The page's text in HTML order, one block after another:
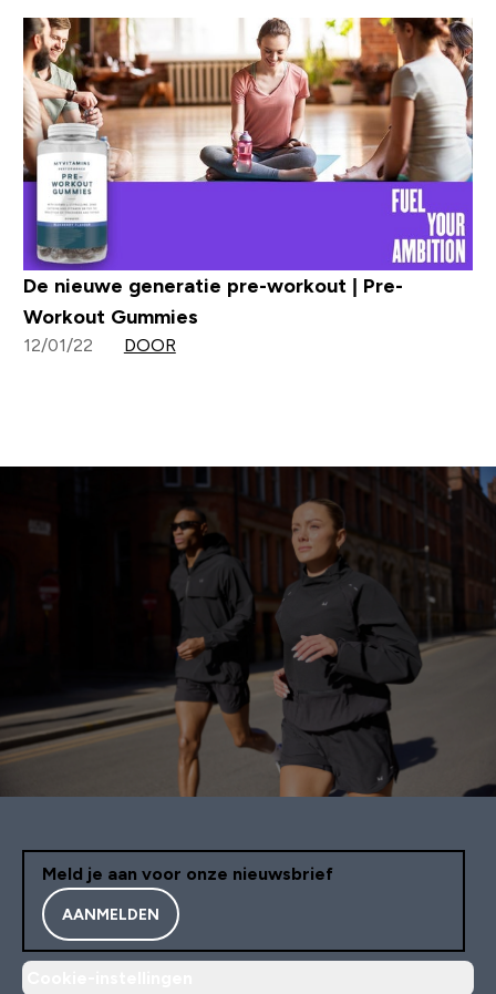
De nieuwe generatie pre-workout | Pre-
Workout Gummies
12/01/22 DOOR
Meld je aan voor onze nieuwsbrief
AANMELDEN